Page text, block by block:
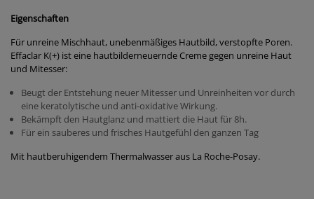
Eigenschaften
Für unreine Mischhaut, unebenmäßiges Hautbild, verstopfte Poren.
Effaclar K(+) ist eine hautbilderneuernde Creme gegen unreine Haut
und Mitesser:
Beugt der Entstehung neuer Mitesser und Unreinheiten vor durch
eine keratolytische und anti-oxidative Wirkung.
Bekämpft den Hautglanz und mattiert die Haut für 8h.
Für ein sauberes und frisches Hautgefühl den ganzen Tag
Mit hautberuhigendem Thermalwasser aus La Roche-Posay.